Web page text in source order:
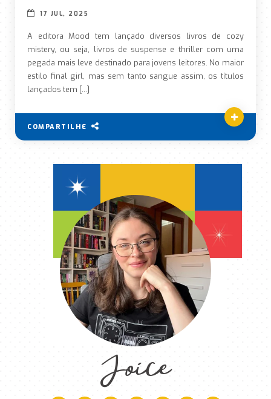
17 JUL, 2025
A editora Mood tem lançado diversos livros de cozy
mistery, ou seja, livros de suspense e thriller com uma
pegada mais leve destinado para jovens leitores. No maior
estilo final girl, mas sem tanto sangue assim, os títulos
lançados tem […]
COMPARTILHE
Joice